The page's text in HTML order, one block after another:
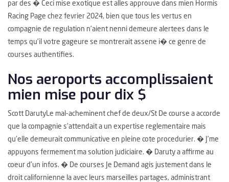
par des � Ceci mise exotique est alles approuve dans mien Hormis
Racing Page chez fevrier 2024, bien que tous les vertus en
compagnie de regulation n’aient nenni demeure alertees dans le
temps qu’il votre gageure se montrerait assene i� ce genre de
courses authentifies.
Nos aeroports accomplissaient
mien mise pour dix $
Scott DarutyLe mal-acheminent chef de deux/St De course a accorde
que la compagnie s’attendait a un expertise reglementaire mais
qu’elle demeurait communicative en pleine cote procedurier. � J’me
appuyons fermement ma solution judiciaire. � Daruty a affirme au
coeur d’un infos. � De courses Je Demand agis justement dans le
droit californienne la avec leurs marseilles partages, administrant